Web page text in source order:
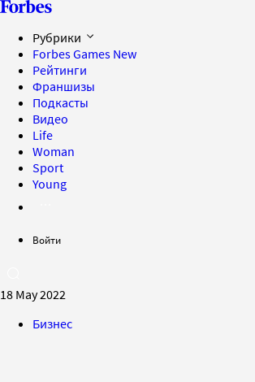
Рубрики
Forbes Games New
Рейтинги
Франшизы
Подкасты
Видео
Life
Woman
Sport
Young
Войти
18 May 2022
Бизнес